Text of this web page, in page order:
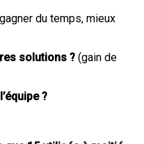
du temps, mieux
solutions ? (gain de
?